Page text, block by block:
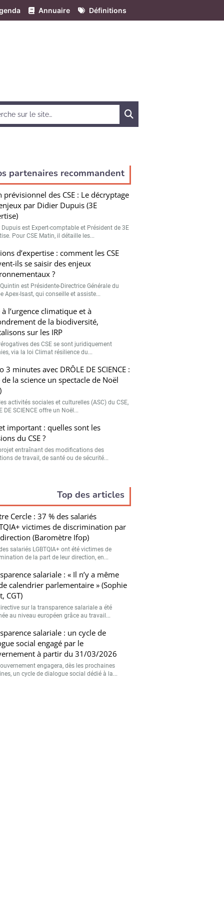
Annuaire Définitions
partenaires recommandent
prévisionnel des CSE : Le décryptage
par Didier Dupuis (3E
Dupuis est Expert-comptable et Président de 3E
Pour CSE Matin, il détaille les...
d’expertise : comment les CSE
ils se saisir des enjeux
?
est Présidente-Directrice Générale du
Apex-Isast, qui conseille et assiste...
à l’urgence climatique et à
de la biodiversité,
sur les IRP
des CSE se sont juridiquement
via la loi Climat résilience du...
3 minutes avec DRÔLE DE SCIENCE :
la science un spectacle de Noël
activités sociales et culturelles (ASC) du CSE,
DE SCIENCE offre un Noël...
important : quelles sont les
du CSE ?
entraînant des modifications des
de travail, de santé ou de sécurité...
Top des articles
Cercle : 37 % des salariés
victimes de discrimination par
(Baromètre Ifop)
salariés LGBTQIA+ ont été victimes de
de la part de leur direction, en...
salariale : « Il n’y a même
calendrier parlementaire » (Sophie
CGT)
sur la transparence salariale a été
au niveau européen grâce au travail...
salariale : un cycle de
social engagé par le
à partir du 31/03/2026
engagera, dès les prochaines
un cycle de dialogue social dédié à la...